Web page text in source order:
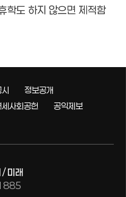
학도 하지 않으면 제적함
정보공개
세사회공헌
공익제보
/ 미래